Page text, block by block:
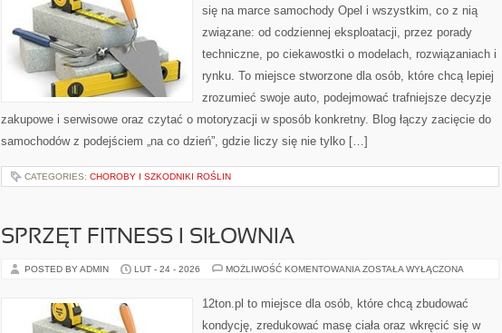
się na marce samochody Opel i wszystkim, co z nią
związane: od codziennej eksploatacji, przez porady
techniczne, po ciekawostki o modelach, rozwiązaniach i
rynku. To miejsce stworzone dla osób, które chcą lepiej
zrozumieć swoje auto, podejmować trafniejsze decyzje
zakupowe i serwisowe oraz czytać o motoryzacji w sposób konkretny. Blog łączy zacięcie do
samochodów z podejściem „na co dzień”, gdzie liczy się nie tylko […]
CATEGORIES: CHOROBY I SZKODNIKI ROŚLIN
SPRZĘT FITNESS I SIŁOWNIA
POSTED BY ADMIN LUT - 24 - 2026 MOŻLIWOŚĆ KOMENTOWANIA SPRZĘT
SIŁOWNIA
ZOSTAŁA WYŁĄCZONA
12ton.pl to miejsce dla osób, które chcą zbudować
kondycję, zredukować masę ciała oraz wkręcić się w